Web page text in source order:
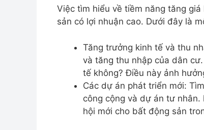
Việc tìm hiểu về tiềm năng tăng
sản có lợi nhuận cao. Dưới đây là
Tăng trưởng kinh tế và thu
và tăng thu nhập của dân
tế không? Điều này ảnh
Các dự án phát triển mới:
công cộng và dự án tư
hội mới cho bất động sản